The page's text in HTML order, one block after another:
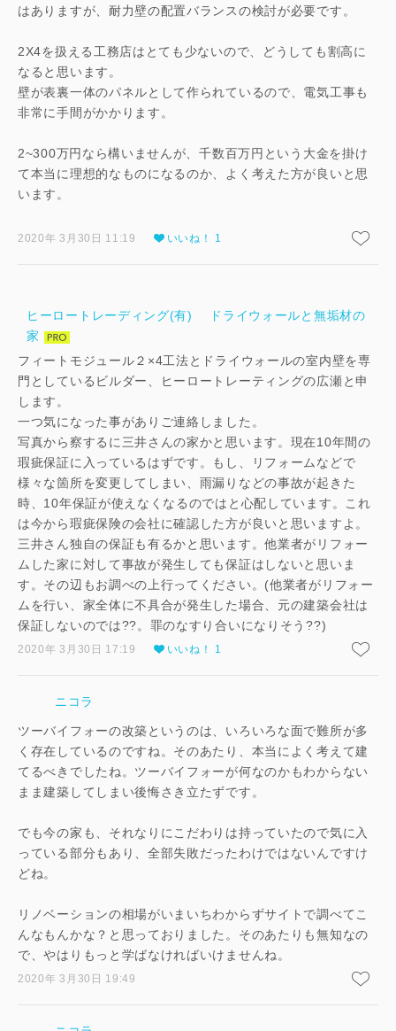
はありますが、耐力壁の配置バランスの検討が必要です。
2X4を扱える工務店はとても少ないので、どうしても割高に
なると思います。
壁が表裏一体のパネルとして作られているので、電気工事も
非常に手間がかかります。
2~300万円なら構いませんが、千数百万円という大金を掛け
て本当に理想的なものになるのか、よく考えた方が良いと思
います。
2020年 3月30日 11:19 いいね！ 1
ヒーロートレーディング(有) ドライウォールと無垢材の
家
フィートモジュール２×4工法とドライウォールの室内壁を専
門としているビルダー、ヒーロートレーティングの広瀬と申
します。
一つ気になった事がありご連絡しました。
写真から察するに三井さんの家かと思います。現在10年間の
瑕疵保証に入っているはずです。もし、リフォームなどで
様々な箇所を変更してしまい、雨漏りなどの事故が起きた
時、10年保証が使えなくなるのではと心配しています。これ
は今から瑕疵保険の会社に確認した方が良いと思いますよ。
三井さん独自の保証も有るかと思います。他業者がリフォー
ムした家に対して事故が発生しても保証はしないと思いま
す。その辺もお調べの上行ってください。(他業者がリフォー
ムを行い、家全体に不具合が発生した場合、元の建築会社は
保証しないのでは??。罪のなすり合いになりそう??)
2020年 3月30日 17:19 いいね！ 1
ニコラ
ツーバイフォーの改築というのは、いろいろな面で難所が多
く存在しているのですね。そのあたり、本当によく考えて建
てるべきでしたね。ツーバイフォーが何なのかもわからない
まま建築してしまい後悔さき立たずです。
でも今の家も、それなりにこだわりは持っていたので気に入
っている部分もあり、全部失敗だったわけではないんですけ
どね。
リノベーションの相場がいまいちわからずサイトで調べてこ
んなもんかな？と思っておりました。そのあたりも無知なの
で、やはりもっと学ばなければいけませんね。
2020年 3月30日 19:49